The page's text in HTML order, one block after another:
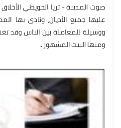
صوت المدينة - ثريا الحويطي
عليها جميع الأديان، ونادى بها
ووسيلة للمعاملة بين الناس وقد
ومنها البيت المشهور ..